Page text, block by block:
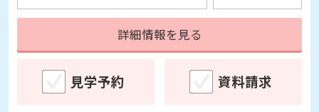
詳細情報を見る